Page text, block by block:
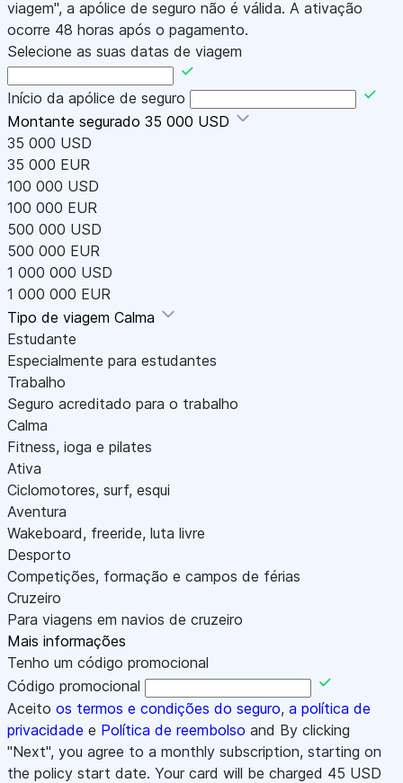
viagem", a apólice de seguro não é válida. A ativação
ocorre 48 horas após o pagamento.
Selecione as suas datas de viagem
Início da apólice de seguro
Montante segurado 35 000 USD
35 000 USD
35 000 EUR
100 000 USD
100 000 EUR
500 000 USD
500 000 EUR
1 000 000 USD
1 000 000 EUR
Tipo de viagem Calma
Estudante
Especialmente para estudantes
Trabalho
Seguro acreditado para o trabalho
Calma
Fitness, ioga e pilates
Ativa
Ciclomotores, surf, esqui
Aventura
Wakeboard, freeride, luta livre
Desporto
Competições, formação e campos de férias
Cruzeiro
Para viagens em navios de cruzeiro
Mais informações
Tenho um código promocional
Código promocional
Aceito os termos e condições do seguro, a política de
privacidade e Política de reembolso and By clicking
"Next", you agree to a monthly subscription, starting on
the policy start date. Your card will be charged 45 USD